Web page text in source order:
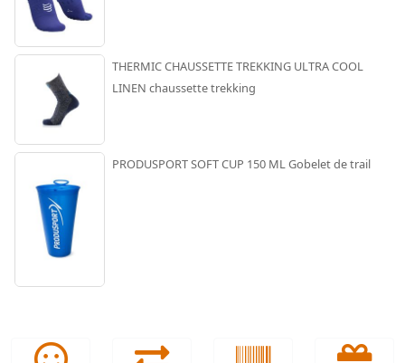
THERMIC CHAUSSETTE TREKKING ULTRA COOL
LINEN chaussette trekking
PRODUSPORT SOFT CUP 150 ML Gobelet de trail